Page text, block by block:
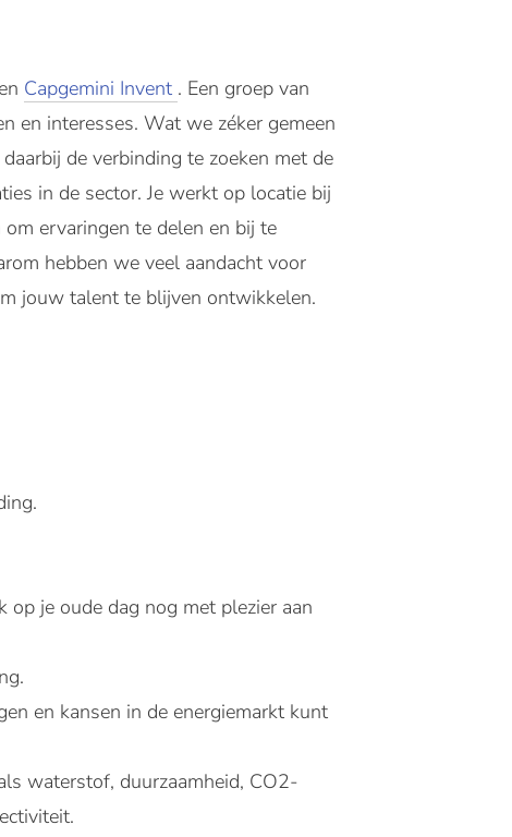
Capgemini Invent . Een groep van
en interesses. Wat we zéker gemeen
de verbinding te zoeken met de
in de sector. Je werkt op locatie bij
ervaringen te delen en bij te
hebben we veel aandacht voor
jouw talent te blijven ontwikkelen.
op je oude dag nog met plezier aan
en kansen in de energiemarkt kunt
waterstof, duurzaamheid, CO2-